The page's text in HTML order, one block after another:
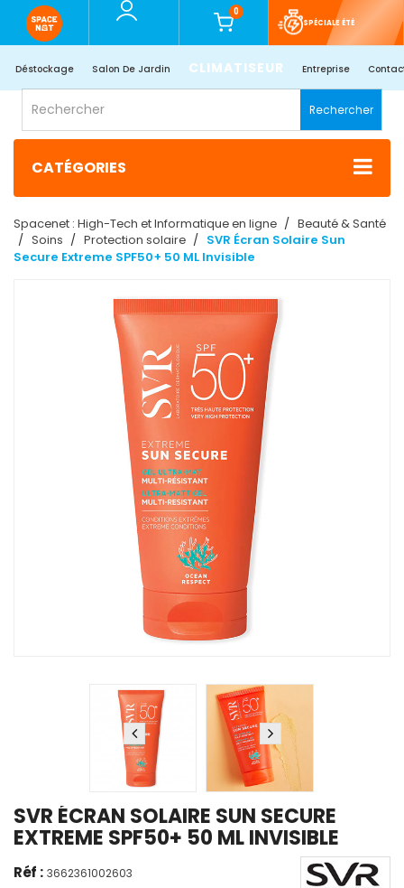
0
SPÉCIALE ÉTÉ
Déstockage Salon De Jardin CLIMATISEUR Entreprise
Rechercher
CATÉGORIES
Spacenet : High-Tech et Informatique en ligne
Beauté & Santé
Soins
Protection solaire
SVR Écran Solaire Sun
Secure Extreme SPF50+ 50 ML Invisible
SVR ÉCRAN SOLAIRE SUN SECURE
EXTREME SPF50+ 50 ML INVISIBLE
Réf : 3662361002603